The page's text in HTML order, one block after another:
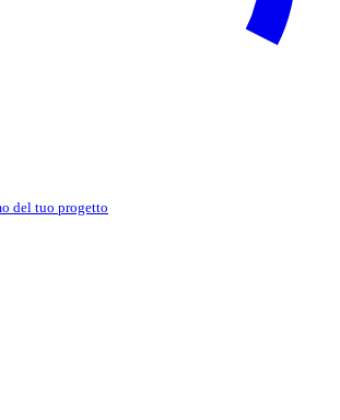
del tuo progetto